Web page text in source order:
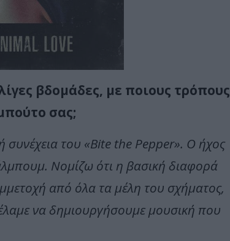
βδομάδες, με ποιους τρόπους
σας;
του «Bite the Pepper». Ο ήχος
Νομίζω ότι η βασική διαφορά
από όλα τα μέλη του σχήματος,
να δημιουργήσουμε μουσική που